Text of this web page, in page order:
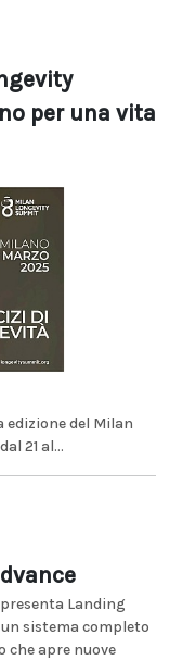
per una vita
edizione del Milan
21 al...
Landing
un sistema completo
che apre nuove